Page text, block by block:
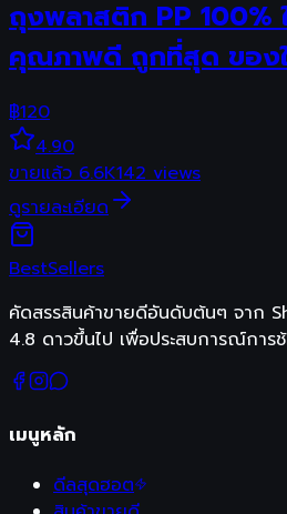
ถุงพลาสติก PP 100%
คุณภาพดี ถูกที่สุด ของใ
฿120
4.90
ขายแล้ว 6.6K142 views
ดูรายละเอียด
BestSellers
คัดสรรสินค้าขายดีอันดับต้นๆ จาก
4.8 ดาวขึ้นไป เพื่อประสบการณ์กา
เมนูหลัก
ดีลสุดฮอต